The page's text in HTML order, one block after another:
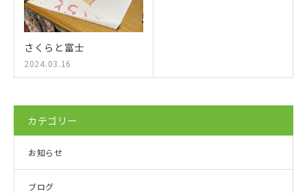
さくらと富士
2024.03.16
カテゴリー
お知らせ
ブログ